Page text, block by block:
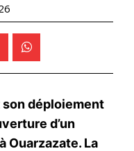
déploiement
d’un
Ouarzazate. La